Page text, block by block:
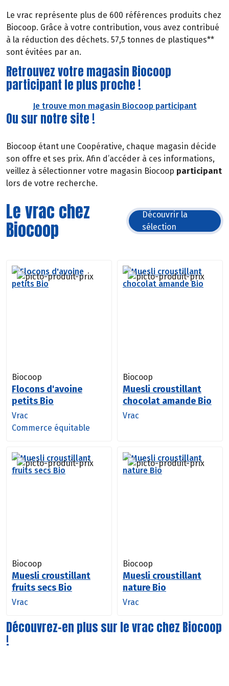
Le vrac représente plus de 600 références produits chez
Biocoop. Grâce à votre contribution, vous avez contribué
à la réduction des déchets. 57,5 tonnes de plastiques**
sont évitées par an.
Retrouvez votre magasin Biocoop
participant le plus proche !
Je trouve mon magasin Biocoop participant
Ou sur notre site !
Biocoop étant une Coopérative, chaque magasin décide
son offre et ses prix. Afin d’accéder à ces informations,
veillez à sélectionner votre magasin Biocoop participant
lors de votre recherche.
Le vrac chez
Biocoop
Découvrir la
sélection
Biocoop
Flocons d'avoine
petits Bio
Vrac
Commerce équitable
Biocoop
Muesli croustillant
chocolat amande Bio
Vrac
Biocoop
Muesli croustillant
fruits secs Bio
Vrac
Biocoop
Muesli croustillant
nature Bio
Vrac
Découvrez-en plus sur le vrac chez Biocoop
!